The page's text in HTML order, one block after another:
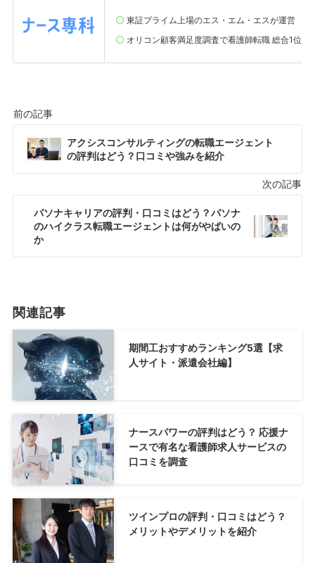
東証プライム上場のエス・エム・エスが運営
オリコン顧客満足度調査で看護師転職 総合1位
アクシスコンサルティングの転職エージェント
の評判はどう？口コミや強みを紹介
パソナキャリアの評判・口コミはどう？パソナ
のハイクラス転職エージェントは何がやばいの
か
関連記事
期間工おすすめランキング5選【求
人サイト・派遣会社編】
ナースパワーの評判はどう？ 応援ナ
ースで有名な看護師求人サービスの
口コミを調査
ツインプロの評判・口コミはどう？
メリットやデメリットを紹介